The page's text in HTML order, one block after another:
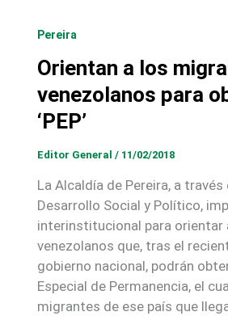
Pereira
Orientan a los
venezolanos para
‘PEP’
Editor General / 11/02/2018
La Alcaldía de Pereira, a
Desarrollo Social y Político,
interinstitucional para orientar
venezolanos que, tras el
gobierno nacional, podrán
Especial de Permanencia, el
migrantes de ese país que